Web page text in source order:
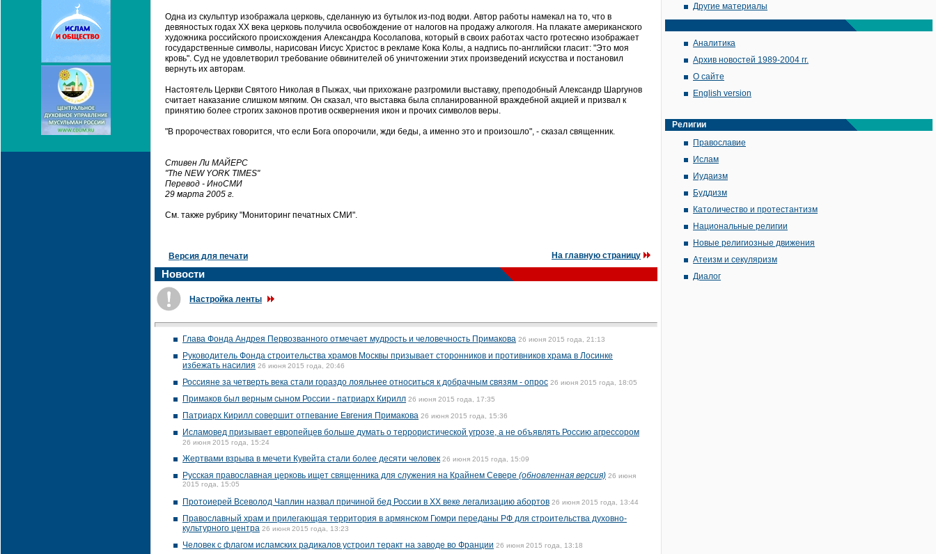
Одна из скульптур изображала церковь, сделанную из бутылок из-под водки. Автор работы намекал на то, что в
девяностых годах XX века церковь получила освобождение от налогов на продажу алкоголя. На плакате американского
художника российского происхождения Александра Косолапова, который в своих работах часто гротескно изображает
государственные символы, нарисован Иисус Христос в рекламе Кока Колы, а надпись по-английски гласит: "Это моя
кровь". Суд не удовлетворил требование обвинителей об уничтожении этих произведений искусства и постановил
вернуть их авторам.
Настоятель Церкви Святого Николая в Пыжах, чьи прихожане разгромили выставку, преподобный Александр Шаргунов
считает наказание слишком мягким. Он сказал, что выставка была спланированной враждебной акцией и призвал к
принятию более строгих законов против осквернения икон и прочих символов веры.
"В пророчествах говорится, что если Бога опорочили, жди беды, а именно это и произошло", - сказал священник.
Стивен Ли МАЙЕРС
"The NEW YORK TIMES"
Перевод - ИноСМИ
29 марта 2005 г.
См. также рубрику "Мониторинг печатных СМИ".
Версия для печати На главную страницу
Новости
Настройка ленты
Глава Фонда Андрея Первозванного отмечает мудрость и человечность Примакова 26 июня 2015 года, 21:13
Руководитель Фонда строительства храмов Москвы призывает сторонников и противников храма в Лосинке
избежать насилия 26 июня 2015 года, 20:46
Россияне за четверть века стали гораздо лояльнее относиться к добрачным связям - опрос 26 июня 2015 года, 18:05
Примаков был верным сыном России - патриарх Кирилл 26 июня 2015 года, 17:35
Патриарх Кирилл совершит отпевание Евгения Примакова 26 июня 2015 года, 15:36
Исламовед призывает европейцев больше думать о террористической угрозе, а не объявлять Россию агрессором
26 июня 2015 года, 15:24
Жертвами взрыва в мечети Кувейта стали более десяти человек 26 июня 2015 года, 15:09
Русская православная церковь ищет священника для служения на Крайнем Севере (обновленная версия) 26 июня
2015 года, 15:05
Протоиерей Всеволод Чаплин назвал причиной бед России в XX веке легализацию абортов 26 июня 2015 года, 13:44
Православный храм и прилегающая территория в армянском Гюмри переданы РФ для строительства духовно-
культурного центра 26 июня 2015 года, 13:23
Человек с флагом исламских радикалов устроил теракт на заводе во Франции 26 июня 2015 года, 13:18
Другие материалы
Аналитика
Архив новостей 1989-2004 гг.
О сайте
English version
Религии
Православие
Ислам
Иудаизм
Буддизм
Католичество и протестантизм
Национальные религии
Новые религиозные движения
Атеизм и секуляризм
Диалог